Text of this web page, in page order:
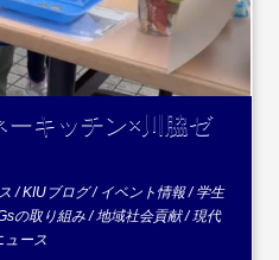
ーキッチン×川脇ゼ
/KIUブログ/ イベント情報/学生
の取り組み/地域社会貢献/現代
ュース